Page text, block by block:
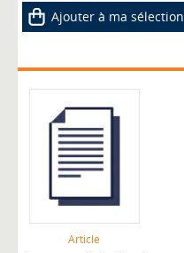
Ajouter à ma sélection
Article